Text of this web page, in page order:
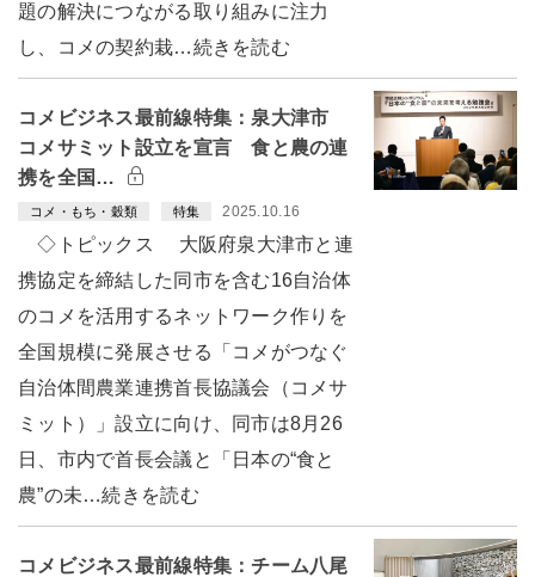
題の解決につながる取り組みに注力
し、コメの契約栽…続きを読む
コメビジネス最前線特集：泉大津市
コメサミット設立を宣言 食と農の連
携を全国…
コメ・もち・穀類 特集 2025.10.16
◇トピックス 大阪府泉大津市と連
携協定を締結した同市を含む16自治体
のコメを活用するネットワーク作りを
全国規模に発展させる「コメがつなぐ
自治体間農業連携首長協議会（コメサ
ミット）」設立に向け、同市は8月26
日、市内で首長会議と「日本の“食と
農”の未…続きを読む
コメビジネス最前線特集：チーム八尾